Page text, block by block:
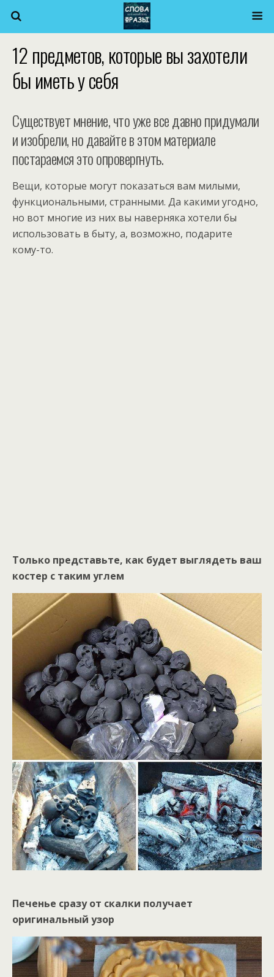
12 предметов, которые вы захотели
бы иметь у себя
Существует мнение, что уже все давно придумали
и изобрели, но давайте в этом материале
постараемся это опровергнуть.
Вещи, которые могут показаться вам милыми,
функциональными, странными. Да какими угодно,
но вот многие из них вы наверняка хотели бы
использовать в быту, а, возможно, подарите
кому-то.
Только представьте, как будет выглядеть ваш
костер с таким углем
Печенье сразу от скалки получает
оригинальный узор